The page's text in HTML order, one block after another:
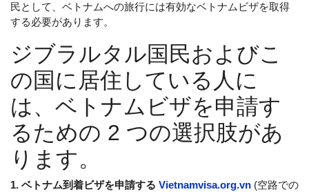
民として、ベトナムへの旅行には有効なベトナムビザを取得
する必要があります。
ジブラルタル国民およびこ
の国に居住している人に
は、ベトナムビザを申請す
るための 2 つの選択肢があ
ります。
1. ベトナム到着ビザを申請する Vietnamvisa.org.vn (空路での